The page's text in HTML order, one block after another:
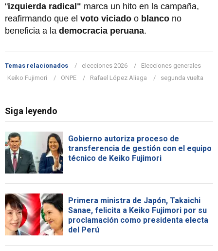
"izquierda radical" marca un hito en la campaña,
reafirmando que el voto viciado o blanco no
beneficia a la democracia peruana.
Temas relacionados elecciones 2026
Elecciones generales
Keiko Fujimori
ONPE Rafael López Aliaga segunda vuelta
Siga leyendo
Gobierno autoriza proceso de
transferencia de gestión con el equipo
técnico de Keiko Fujimori
Primera ministra de Japón, Takaichi
Sanae, felicita a Keiko Fujimori por su
proclamación como presidenta electa
del Perú